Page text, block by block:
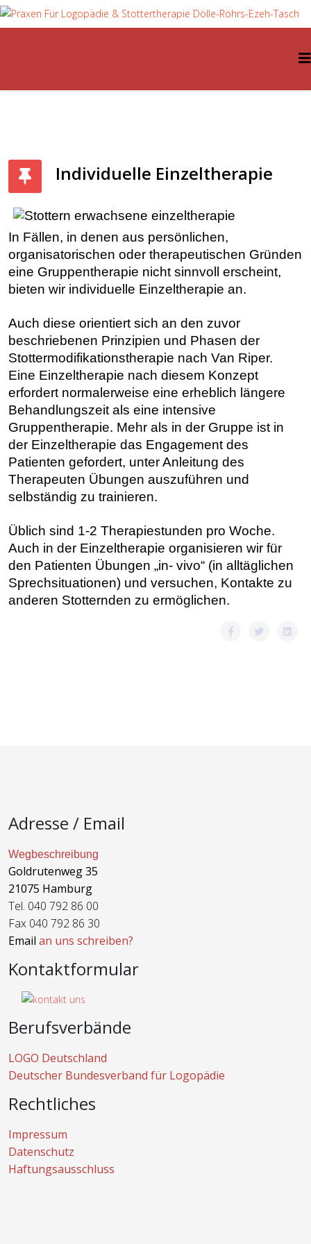
Individuelle Einzeltherapie
In Fällen, in denen aus persönlichen,
organisatorischen oder therapeutischen Gründen
eine Gruppentherapie nicht sinnvoll erscheint,
bieten wir individuelle Einzeltherapie an.
Auch diese orientiert sich an den zuvor
beschriebenen Prinzipien und Phasen der
Stottermodifikationstherapie nach Van Riper.
Eine Einzeltherapie nach diesem Konzept
erfordert normalerweise eine erheblich längere
Behandlungszeit als eine intensive
Gruppentherapie. Mehr als in der Gruppe ist in
der Einzeltherapie das Engagement des
Patienten gefordert, unter Anleitung des
Therapeuten Übungen auszuführen und
selbständig zu trainieren.
Üblich sind 1-2 Therapiestunden pro Woche.
Auch in der Einzeltherapie organisieren wir für
den Patienten Übungen „in- vivo“ (in alltäglichen
Sprechsituationen) und versuchen, Kontakte zu
anderen Stotternden zu ermöglichen.
Adresse / Email
Wegbeschreibung
Goldrutenweg 35
21075 Hamburg
Tel. 040 792 86 00
Fax 040 792 86 30
Email an uns schreiben?
Kontaktformular
Berufsverbände
LOGO Deutschland
Deutscher Bundesverband für Logopädie
Rechtliches
Impressum
Datenschutz
Haftungsausschluss